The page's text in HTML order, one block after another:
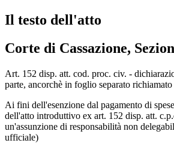
Il testo dell'atto
Corte di Cassazione,
Corte di Cassazione,
Art. 152 disp. att. cod. proc. civ. -
parte, ancorchè in foglio separato
Ai fini dell'esenzione dal pagamento di
dell'atto introduttivo ex art. 152 disp. att.
un'assunzione di responsabilità non
ufficiale)